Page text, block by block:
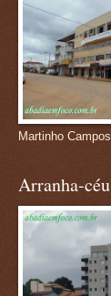
Martinho Campos
Arranha-céu